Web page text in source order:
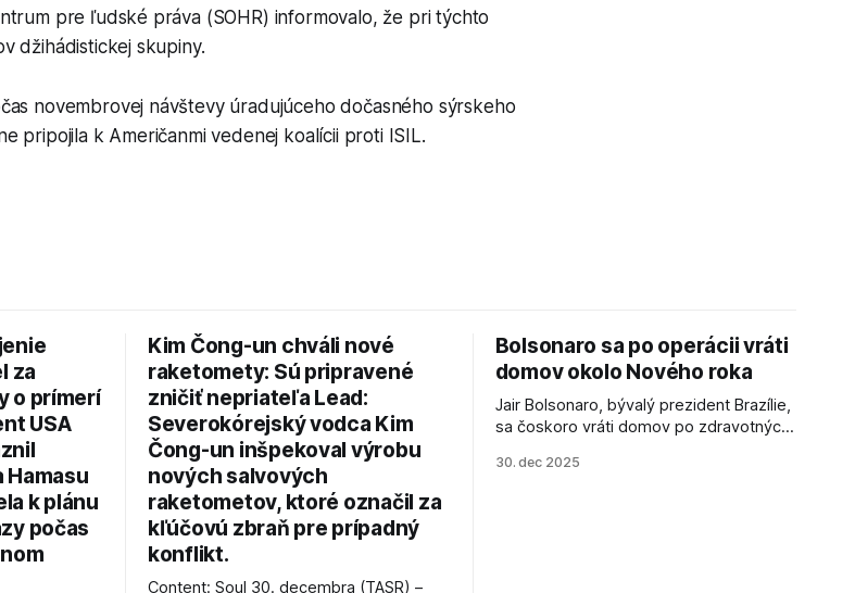
pre ľudské práva (SOHR) informovalo, že pri týchto
džihádistickej skupiny.
novembrovej návštevy úradujúceho dočasného sýrskeho
pripojila k Američanmi vedenej koalícii proti ISIL.
za
o prímerí
USA
k plánu
počas
Kim Čong-un chváli nové
raketomety: Sú pripravené
zničiť nepriateľa Lead:
Severokórejský vodca Kim
Čong-un inšpekoval výrobu
nových salvových
raketometov, ktoré označil za
kľúčovú zbraň pre prípadný
konflikt.
Content: Soul 30. decembra (TASR) –
Bolsonaro sa po operácii vráti
domov okolo Nového roka
Jair Bolsonaro, bývalý prezident Brazílie,
sa čoskoro vráti domov po zdravotných
30. dec 2025